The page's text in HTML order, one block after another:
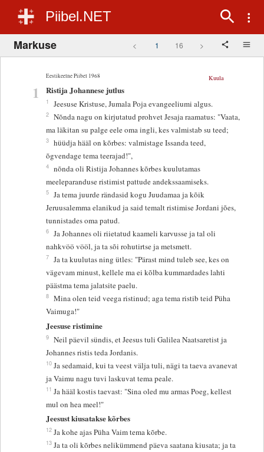
Piibel.NET
Markuse < 1 16 >
Eestikeelne Piibel 1968
1
Kuula
Ristija Johannese jutlus
1 Jeesuse Kristuse, Jumala Poja evangeeliumi algus.
2 Nõnda nagu on kirjutatud prohvet Jesaja raamatus: "Vaata,
ma läkitan su palge eele oma ingli, kes valmistab su teed;
3 hüüdja hääl on kõrbes: valmistage Issanda teed,
õgvendage tema teerajad!",
4 nõnda oli Ristija Johannes kõrbes kuulutamas
meeleparanduse ristimist pattude andekssaamiseks.
5 Ja tema juurde rändasid kogu Juudamaa ja kõik
Jeruusalemma elanikud ja said temalt ristimise Jordani jões,
tunnistades oma patud.
6 Ja Johannes oli riietatud kaameli karvusse ja tal oli
nahkvöö vööl, ja ta sõi rohutirtse ja metsmett.
7 Ja ta kuulutas ning ütles: "Pärast mind tuleb see, kes on
vägevam minust, kellele ma ei kõlba kummardades lahti
päästma tema jalatsite paelu.
8 Mina olen teid veega ristinud; aga tema ristib teid Püha
Vaimuga!"
Jeesuse ristimine
9 Neil päevil sündis, et Jeesus tuli Galilea Naatsaretist ja
Johannes ristis teda Jordanis.
10 Ja sedamaid, kui ta veest välja tuli, nägi ta taeva avanevat
ja Vaimu nagu tuvi laskuvat tema peale.
11 Ja hääl kostis taevast: "Sina oled mu armas Poeg, kellest
mul on hea meel!"
Jeesust kiusatakse kõrbes
12 Ja kohe ajas Püha Vaim tema kõrbe.
13 Ja ta oli kõrbes nelikümmend päeva saatana kiusata; ja ta